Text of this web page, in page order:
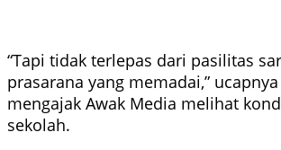
“Tapi tidak terlepas dari pasilitas
prasarana yang memadai,”
mengajak Awak Media melihat
sekolah.